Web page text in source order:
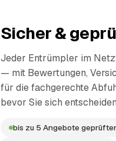
Sicher &
Jeder Entrümpler im
— mit Bewertungen,
für die fachgerechte
bevor Sie sich
bis zu 5 Angebote